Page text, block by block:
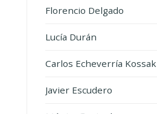
Florencio Delgado
Lucía Durán
Carlos Echeverría Kossak
Javier Escudero